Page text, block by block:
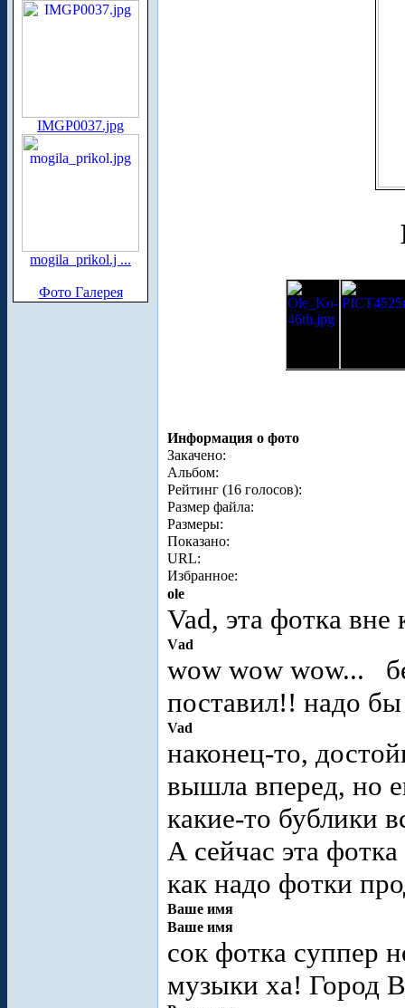
IMGP0037.jpg
mogila_prikol.j ...
Фото Галерея
Информация о фото
Закачено:
Альбом:
Рейтинг (16 голосов):
Размер файла:
Размеры:
Показано:
URL:
Избранное:
ole
Vad, эта фотка
Vаd
wow wow wow...
поставил!! надо
Vad
наконец-то,
вышла вперед, но
какие-то бублики
А сейчас эта
как надо фотки
Ваше имя
Ваше имя
сок фотка суппер
музыки ха! Город